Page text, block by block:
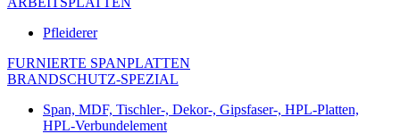
Pfleiderer
FURNIERTE SPANPLATTEN
BRANDSCHUTZ-SPEZIAL
Span, MDF, Tischler-, Dekor-, Gipsfaser-, HPL-Platten,
HPL-Verbundelement